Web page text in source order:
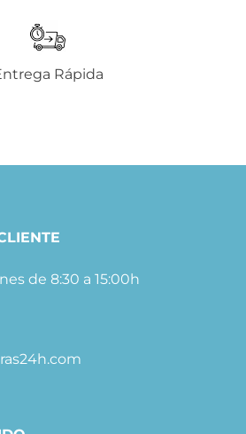
Rápida
de 8:30 a 15:00h